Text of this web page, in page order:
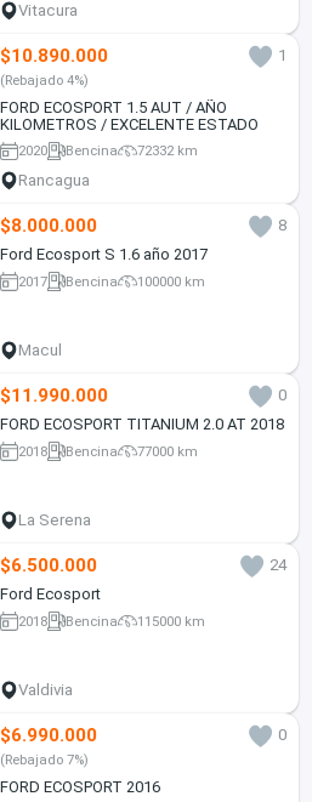
Vitacura
$10.890.000 1
(Rebajado 4%)
FORD ECOSPORT 1.5 AUT / AÑO
KILOMETROS / EXCELENTE ESTADO
2020 Bencina 72332 km
Rancagua
$8.000.000
8
Ford Ecosport S 1.6 año 2017
2017 Bencina 100000 km
Macul
$11.990.000
0
FORD ECOSPORT TITANIUM 2.0 AT 2018
2018 Bencina 77000 km
La Serena
$6.500.000
24
Ford Ecosport
2018 Bencina 115000 km
Valdivia
$6.990.000 0
(Rebajado 7%)
FORD ECOSPORT 2016